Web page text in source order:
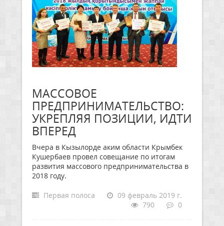
МАССОВОЕ
ПРЕДПРИНИМАТЕЛЬСТВО:
УКРЕПЛЯЯ ПОЗИЦИИ, ИДТИ
ВПЕРЕД
Вчера в Кызылорде аким области Крымбек
Кушербаев провел совещание по итогам
развития массового предпринимательства в
2018 году.
Первая полоса
09 февраль 2019 г.
790
0